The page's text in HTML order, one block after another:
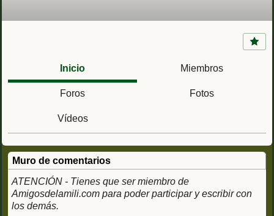
(Valladolid) 4ª SUIGE / Ac. Palacio Real
Inicio Miembros
Foros Fotos
Vídeos
Muro de comentarios
ATENCIÓN - Tienes que ser miembro de
Amigosdelamili.com para poder participar y escribir con
los demás.